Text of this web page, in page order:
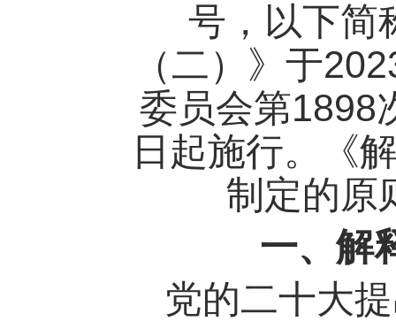
号，以下简
（二）》于
委员会第1898
日起施行。《
制定的原
一、解
党的二十大